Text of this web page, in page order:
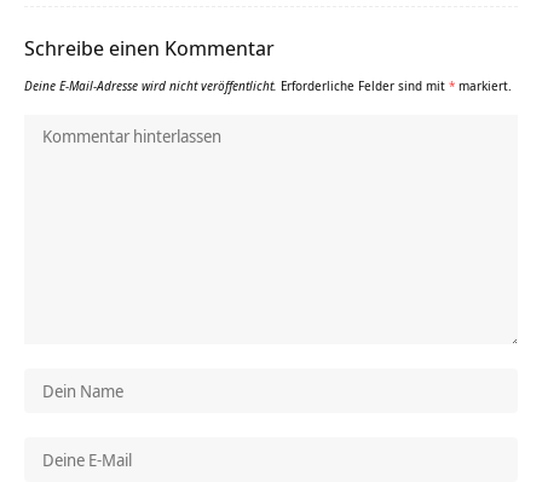
Schreibe einen Kommentar
Deine E-Mail-Adresse wird nicht veröffentlicht. Erforderliche Felder sind mit * markiert.